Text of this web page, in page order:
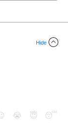
Hide
😭 😇
😴